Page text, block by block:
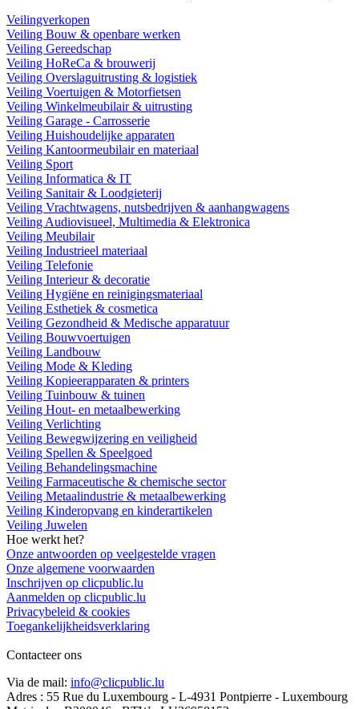
Veilingverkopen
Veiling Bouw & openbare werken
Veiling Gereedschap
Veiling HoReCa & brouwerij
Veiling Overslaguitrusting & logistiek
Veiling Voertuigen & Motorfietsen
Veiling Winkelmeubilair & uitrusting
Veiling Garage - Carrosserie
Veiling Huishoudelijke apparaten
Veiling Kantoormeubilair en materiaal
Veiling Sport
Veiling Informatica & IT
Veiling Sanitair & Loodgieterij
Veiling Vrachtwagens, nutsbedrijven & aanhangwagens
Veiling Audiovisueel, Multimedia & Elektronica
Veiling Meubilair
Veiling Industrieel materiaal
Veiling Telefonie
Veiling Interieur & decoratie
Veiling Hygiëne en reinigingsmateriaal
Veiling Esthetiek & cosmetica
Veiling Gezondheid & Medische apparatuur
Veiling Bouwvoertuigen
Veiling Landbouw
Veiling Mode & Kleding
Veiling Kopieerapparaten & printers
Veiling Tuinbouw & tuinen
Veiling Hout- en metaalbewerking
Veiling Verlichting
Veiling Bewegwijzering en veiligheid
Veiling Spellen & Speelgoed
Veiling Behandelingsmachine
Veiling Farmaceutische & chemische sector
Veiling Metaalindustrie & metaalbewerking
Veiling Kinderopvang en kinderartikelen
Veiling Juwelen
Hoe werkt het?
Onze antwoorden op veelgestelde vragen
Onze algemene voorwaarden
Inschrijven op clicpublic.lu
Aanmelden op clicpublic.lu
Privacybeleid & cookies
Toegankelijkheidsverklaring
Contacteer ons
Via de mail: info@clicpublic.lu
Adres : 55 Rue du Luxembourg - L-4931 Pontpierre - Luxembourg